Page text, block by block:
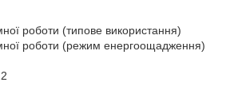
роботи (типове використання)
роботи (режим енергоощадження)